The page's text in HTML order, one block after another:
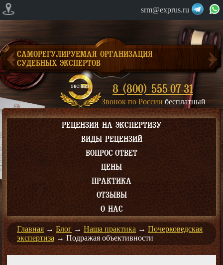
srm@exprus.ru
САМОРЕГУЛИРУЕМАЯ ОРГАНИЗАЦИЯ
СУДЕБНЫХ ЭКСПЕРТОВ
8 (800) 555-07-31
Звонок по России бесплатный
РЕЦЕНЗИЯ НА ЭКСПЕРТИЗУ
ВИДЫ РЕЦЕНЗИЙ
ВОПРОС-ОТВЕТ
ЦЕНЫ
ПРАКТИКА
ОТЗЫВЫ
О НАС
Главная → Блог → Наша практика → Почерковедская
экспертиза → Подражая объективности